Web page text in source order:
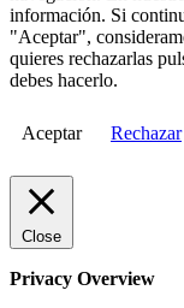
información. Si
"Aceptar",
quieres rechazarlas
debes hacerlo.
Aceptar Rechazar
Close
Privacy Overview